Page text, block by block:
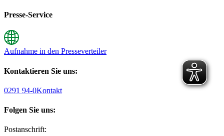
Presse-Service
Aufnahme in den Presseverteiler
Kontaktieren Sie uns:
0291 94-0Kontakt
Folgen Sie uns:
Postanschrift: